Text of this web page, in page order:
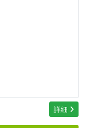
詳細